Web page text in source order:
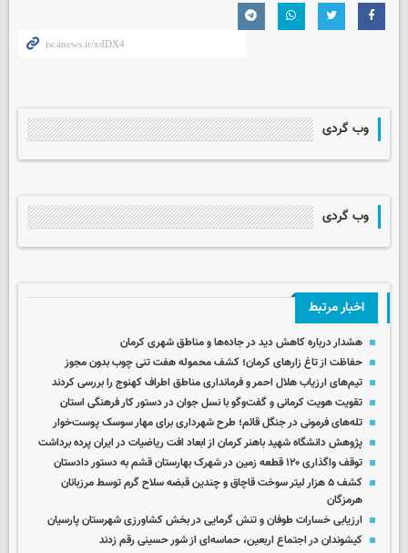
وب گردی
وب گردی
اخبار مرتبط
هشدار درباره کاهش دید در جاده‌ها و مناطق شهری کرمان
حفاظت از تاغ زارهای کرمان؛ کشف محموله هفت تنی چوب بدون مجوز
تیم‌های ارزیاب هلال احمر و فرمانداری مناطق اطراف کهنوج را بررسی کردند
تقویت هویت کرمانی و گفت‌وگو با نسل جوان در دستور کار فرهنگی استان
تله‌های فرمونی در جنگل قائم؛ طرح شهرداری برای مهار سوسک پوست‌خوار
پژوهش دانشگاه شهید باهنر کرمان از ابعاد افت ریاضیات در ایران پرده برداشت
توقف واگذاری ۱۲۰ قطعه زمین در شهرک بهارستان قشم به دستور دادستان
کشف ۵ هزار لیتر سوخت قاچاق و چندین قبضه سلاح گرم توسط مرزبانان
هرمزگان
ارزیابی خسارات طوفان و تنش گرمایی در بخش کشاورزی شهرستان پارسیان
کیشوندان در اجتماع اربعین، حماسه‌ای از شور حسینی رقم زدند